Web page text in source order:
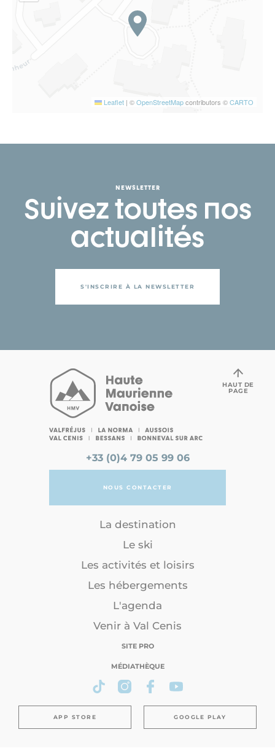
Leaflet | ©OpenStreetMapcontributors ©CARTO
NEWSLETTER
Suivez toutes nos
actualités
S'INSCRIRE À LA NEWSLETTER
+33 (0)4 79 05 99 06
NOUS CONTACTER
La destination
Le ski
Les activités et loisirs
Les hébergements
L'agenda
Venir à Val Cenis
SITE PRO
MÉDIATHÈQUE
APP STORE GOOGLE PLAY
HAUT DE
PAGE